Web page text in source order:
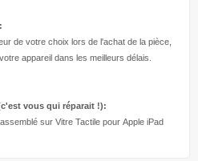
de votre choix lors de l'achat de la pièce,
appareil dans les meilleurs délais.
vous qui réparait !):
sur Vitre Tactile pour Apple iPad